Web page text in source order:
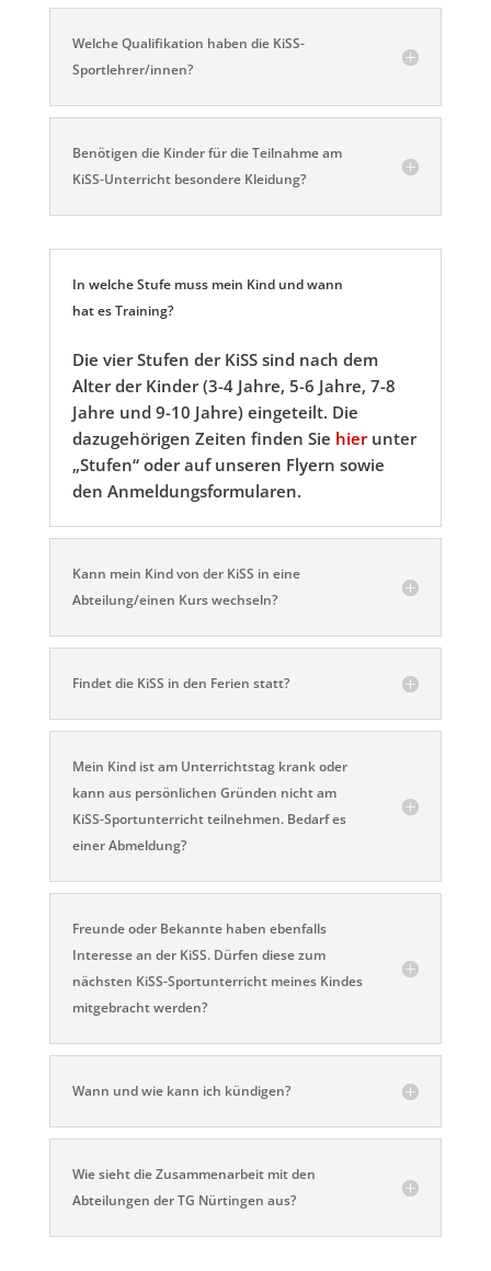
Welche Qualifikation haben die KiSS-
Sportlehrer/innen?
Benötigen die Kinder für die Teilnahme am
KiSS-Unterricht besondere Kleidung?
In welche Stufe muss mein Kind und wann
hat es Training?
Die vier Stufen der KiSS sind nach dem
Alter der Kinder (3-4 Jahre, 5-6 Jahre, 7-8
Jahre und 9-10 Jahre) eingeteilt. Die
dazugehörigen Zeiten finden Sie hierunter
„Stufen“ oder auf unseren Flyern sowie
den Anmeldungsformularen.
Kann mein Kind von der KiSS in eine
Abteilung/einen Kurs wechseln?
Findet die KiSS in den Ferien statt?
Mein Kind ist am Unterrichtstag krank oder
kann aus persönlichen Gründen nicht am
KiSS-Sportunterricht teilnehmen. Bedarf es
einer Abmeldung?
Freunde oder Bekannte haben ebenfalls
Interesse an der KiSS. Dürfen diese zum
nächsten KiSS-Sportunterricht meines Kindes
mitgebracht werden?
Wann und wie kann ich kündigen?
Wie sieht die Zusammenarbeit mit den
Abteilungen der TG Nürtingen aus?